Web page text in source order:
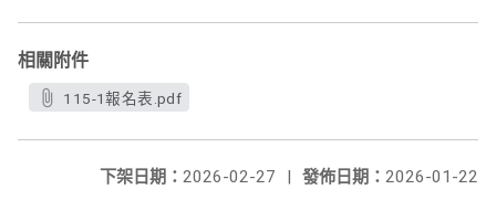
相關附件
115-1報名表.pdf
發佈日期： 2026-01-22
下架日期： 2026-02-27
|